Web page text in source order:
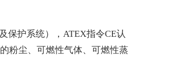
保护系统），ATEX指令CE认
粉尘、可燃性气体、可燃性蒸